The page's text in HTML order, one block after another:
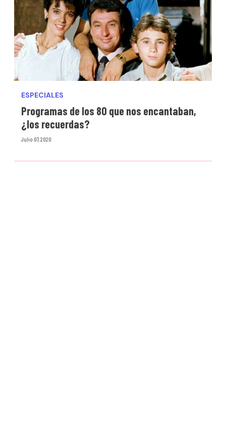
ESPECIALES
Programas de los 80 que nos encantaban,
¿los recuerdas?
Julio 07, 2020